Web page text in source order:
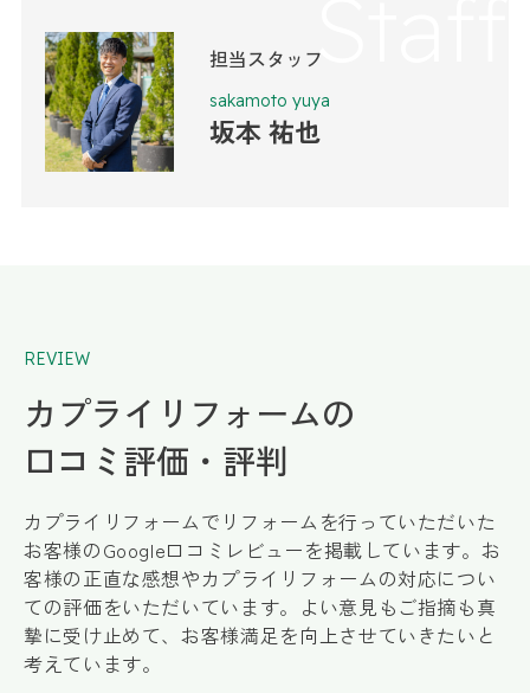
Staff
担当スタッフ
sakamoto yuya
坂本 祐也
REVIEW
カプライリフォームの
口コミ評価・評判
カプライリフォームでリフォームを行っていただいた
お客様のGoogle口コミレビューを掲載しています。お
客様の正直な感想やカプライリフォームの対応につい
ての評価をいただいています。よい意見もご指摘も真
摯に受け止めて、お客様満足を向上させていきたいと
考えています。